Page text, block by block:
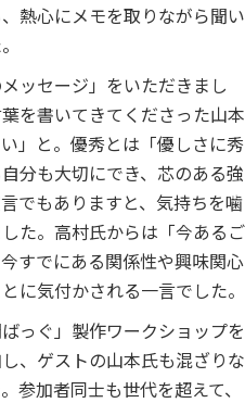
熱心にメモを取りながら聞い
ッセージ」をいただきまし
を書いてきてくださった山本
」と。優秀とは「優しさに秀
分も大切にでき、芯のある強
でもありますと、気持ちを噛
た。高村氏からは「今あるご
すでにある関係性や興味関心
に気付かされる一言でした。
っぐ」製作ワークショップを
、ゲストの山本氏も混ざりな
参加者同士も世代を超えて、